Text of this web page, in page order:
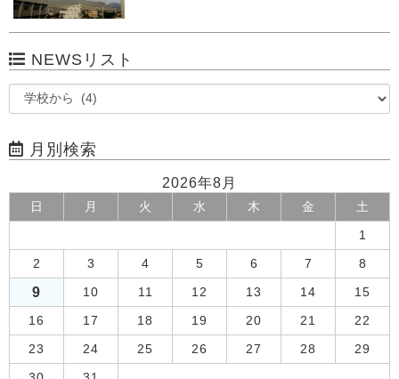
NEWSリスト
月別検索
2026年8月
日 月 火 水 木 金 土
1
2 3 4 5 6 7 8
9 10 11 12 13 14 15
16 17 18 19 20 21 22
23 24 25 26 27 28 29